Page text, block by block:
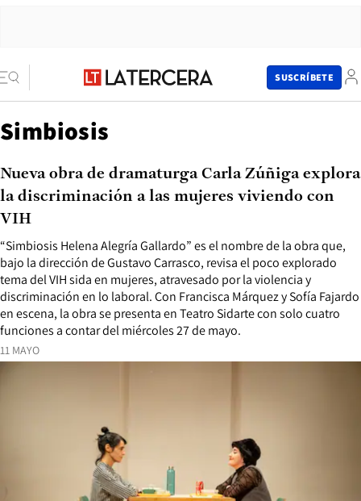
SUSCRÍBETE
Simbiosis
11 MAYO
“Simbiosis Helena Alegría Gallardo” es el nombre de la obra que,
bajo la dirección de Gustavo Carrasco, revisa el poco explorado
tema del VIH sida en mujeres, atravesado por la violencia y
discriminación en lo laboral. Con Francisca Márquez y Sofía Fajardo
en escena, la obra se presenta en Teatro Sidarte con solo cuatro
funciones a contar del miércoles 27 de mayo.
Nueva obra de dramaturga Carla Zúñiga explora
la discriminación a las mujeres viviendo con
VIH